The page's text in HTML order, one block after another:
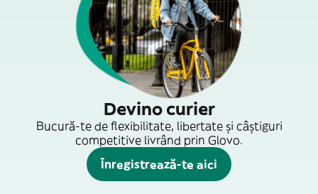
Devino curier
Bucură-te de flexibilitate, libertate și câștiguri
competitive livrând prin Glovo.
Înregistrează-te aici